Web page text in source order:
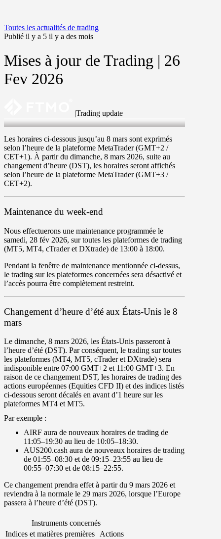
Toutes les actualités de trading
Publié il y a 5 il y a des mois
Mises à jour de Trading | 26
Fev 2026
|Trading update
26 Feb 2026
Les horaires ci-dessous jusqu’au 8 mars sont exprimés
selon l’heure de la plateforme MetaTrader (GMT+2 /
CET+1). À partir du dimanche, 8 mars 2026, suite au
changement d’heure (DST), les horaires seront affichés
selon l’heure de la plateforme MetaTrader (GMT+3 /
CET+2).
Maintenance du week-end
Nous effectuerons une maintenance programmée le
samedi, 28 fév 2026, surtoutes les plateformes de trading
(MT5, MT4, cTraderet DXtrade) de 13:00 à 18:00.
Pendant la fenêtre de maintenance mentionnée ci-dessus,
le trading sur les plateformes concernées sera désactivé et
l’accès pourra être complètement restreint.
Changement d’heure d’été aux États-Unis le 8
mars
Le dimanche, 8 mars 2026, les États-Unis passeront à
l’heure d’été (DST). Par conséquent, le trading sur toutes
les plateformes (MT4, MT5, cTraderet DXtrade) sera
indisponible entre 07:00 GMT+2 et 11 :00 GMT+3. En
raison de ce changement DST, les horaires de trading des
actions européennes (Equities CFD II) et des indices listés
ci-dessous seront décalés en avant d’1 heure sur les
plateformes MT4 et MT5.
Par exemple :
AIRF aura de nouveaux horaires de trading de
11 :05–19:30 au lieu de 10:05–18:30.
AUS200.cash aura de nouveaux horaires de trading
de 01 :55–08:30 et de 09:15–23:55 au lieu de
00:55–07:30 et de 08:15–22:55.
Ce changement prendra effet à partir du 9 mars 2026 et
reviendra à la normale le 29 mars 2026, lorsque l’Europe
passera à l’heure d’été (DST).
Instruments concernés
Indices et matières premières
Actions